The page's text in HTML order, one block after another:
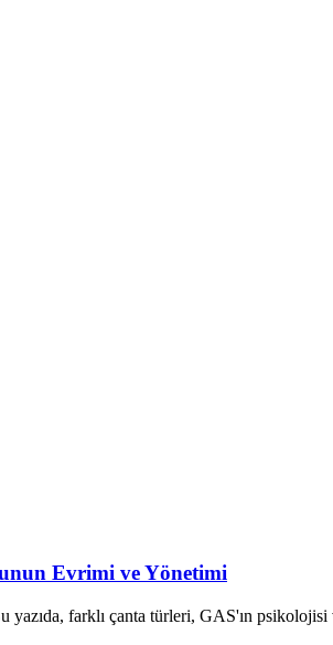
Evrimi ve Yönetimi
farklı çanta türleri, GAS'ın